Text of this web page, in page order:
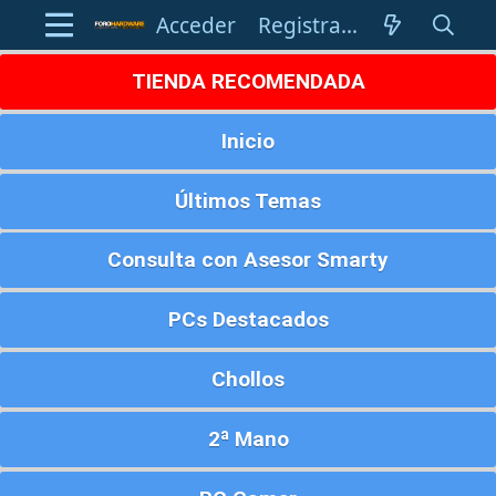
Acceder Registrarse
TIENDA RECOMENDADA
Inicio
Últimos Temas
Consulta con Asesor Smarty
PCs Destacados
Chollos
2ª Mano